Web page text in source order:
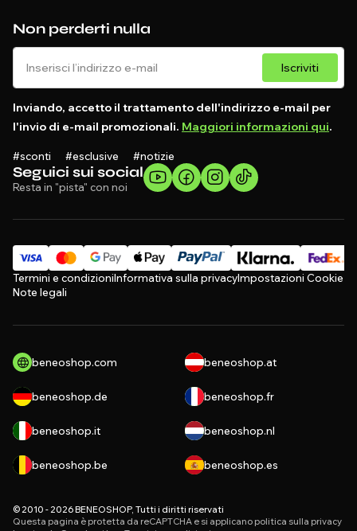
Seguici sui social
Resta in "pista" con noi
Non perderti nulla
Iscriviti
Inviando, accetto il trattamento dell'indirizzo e-mail per
l'invio di e-mail promozionali. Maggiori informazioni qui.
#sconti #esclusive #notizie
Termini e condizioniInformativa sulla privacyImpostazioni Cookie
Note legali
beneoshop.com beneoshop.at
beneoshop.de beneoshop.fr
beneoshop.it beneoshop.nl
beneoshop.be beneoshop.es
© 2010 - 2026 BENEOSHOP, Tutti i diritti riservati
Questa pagina è protetta da reCAPTCHA e si applicano politica sulla privacy